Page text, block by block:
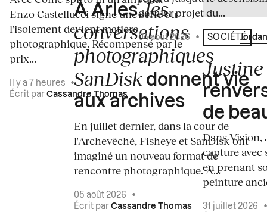
Enzo Castellucci signe une série où
l'isolement devient matière
photographique. Récompensé par le
prix...
Il y a 7 heures
•
Écrit par Cassandre Thomas
À Arles,les
conversations
photographiques
SanDisk donnent vie
aux archives
En juillet dernier, dans la cour de
l'Archevêché, Fisheye et SanDisk ont
imaginé un nouveau format de
rencontre photographique. À...
05 août 2026
•
Écrit par Cassandre Thomas
dernier projet du...
04 août 2026 • Écrit par
SOCIÉTÉ
de
Dans
capture avec
en prenant
peinture
31 juillet 2026